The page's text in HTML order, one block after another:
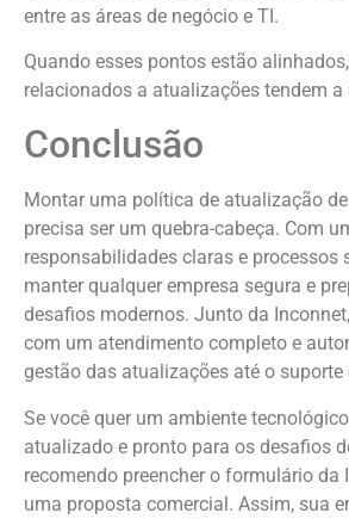
entre as áreas de negócio e TI.
Quando esses pontos estão
relacionados a atualizações tendem
Conclusão
Montar uma política de atualização
precisa ser um quebra-cabeça. Com
responsabilidades claras e processos
manter qualquer empresa segura e
desafios modernos. Junto da
com um atendimento completo e
gestão das atualizações até o suporte
Se você quer um ambiente
atualizado e pronto para os desafios
recomendo preencher o formulário da
uma proposta comercial. Assim, sua